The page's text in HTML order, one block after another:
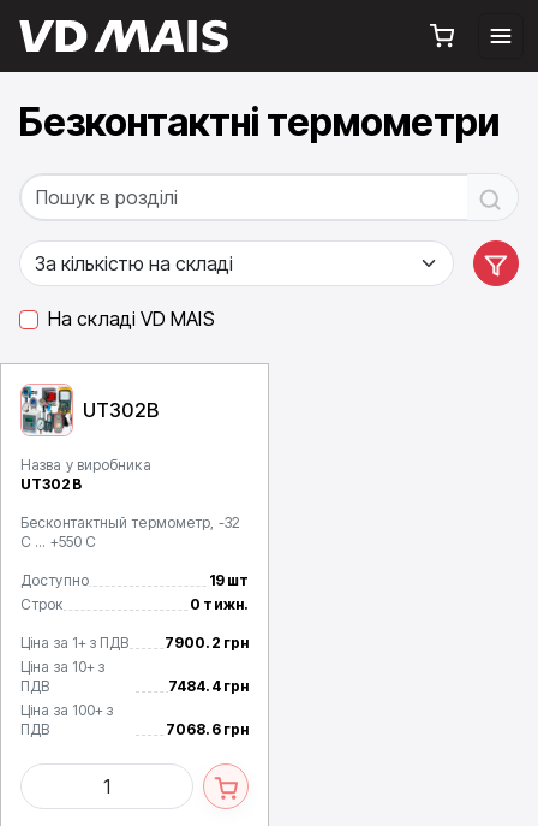
Безконтактні термометри
На складі VD MAIS
UT302B
Назва у виробника
UT302B
Бесконтактный термометр, -32
C ... +550 C
Доступно
19 шт
Строк
0 тижн.
Ціна за 1+ з ПДВ
7900.2 грн
Ціна за 10+ з
ПДВ
7484.4 грн
Ціна за 100+ з
ПДВ
7068.6 грн